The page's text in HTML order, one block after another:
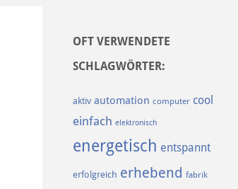
OFT VERWENDETE
SCHLAGWÖRTER:
aktiv automation computer cool
einfach elektronisch
energetisch entspannt
erfolgreich erhebend fabrik